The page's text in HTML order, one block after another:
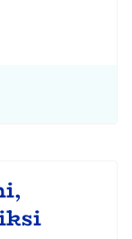
ja liikenne